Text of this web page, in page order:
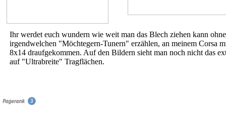
Ihr werdet euch wundern wie weit man das Blech ziehen kann
irgendwelchen "Möchtegern-Tunern" erzählen, an meinem Corsa
8x14 draufgekommen. Auf den Bildern sieht man noch nicht das
auf "Ultrabreite" Tragflächen.